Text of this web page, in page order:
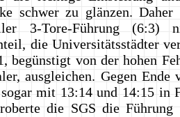
schwer zu glänzen. Daher
3-Tore-Führung (6:3)
die Universitätsstädter
begünstigt von der hohen
ausgleichen. Gegen Ende
mit 13:14 und 14:15 in
die SGS die Führung